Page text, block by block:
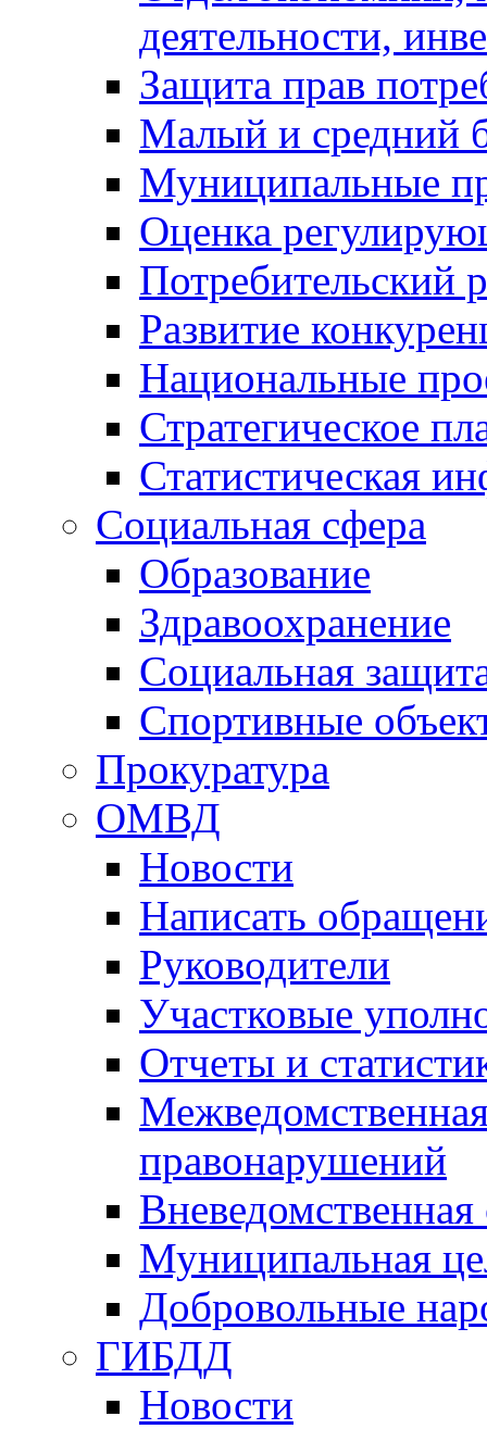
деятельности,
Защита прав
Малый и средний
Муниципальные
Оценка
Потребительский
Развитие
Национальные
Стратегическое
Статистическая
Социальная сфера
Образование
Здравоохранение
Социальная
Спортивные
Прокуратура
ОМВД
Новости
Написать
Руководители
Участковые
Отчеты и
правонарушений
Вневедомственная
Муниципальная
Добровольные
ГИБДД
Новости